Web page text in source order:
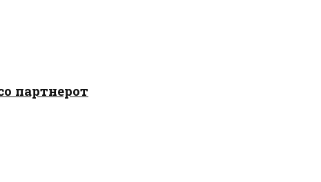
партнерот